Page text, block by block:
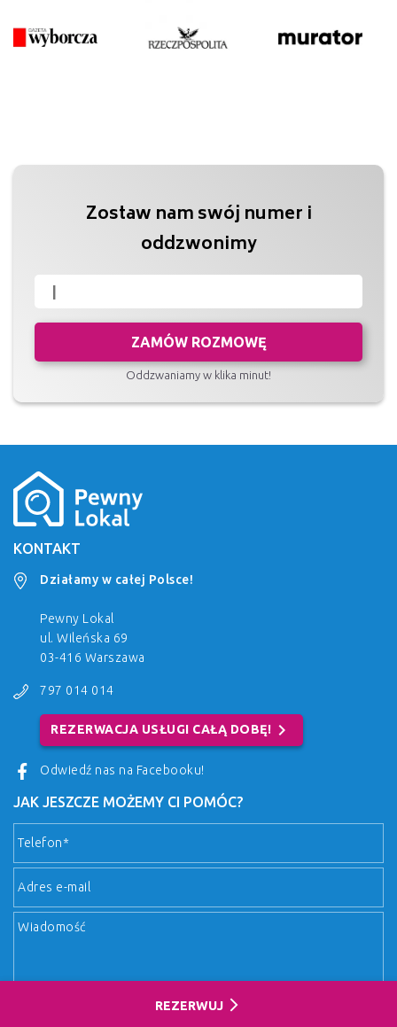
Zostaw nam swój numer i
oddzwonimy
ZAMÓW ROZMOWĘ
Oddzwaniamy w klika minut!
KONTAKT
Działamy w całej Polsce!
Pewny Lokal
ul. Wileńska 69
03-416 Warszawa
797 014 014
REZERWACJA USŁUGI CAŁĄ DOBĘ! chevron_right
Odwiedź nas na Facebooku!
JAK JESZCZE MOŻEMY CI POMÓC?
REZERWUJ arrow_forward_ios